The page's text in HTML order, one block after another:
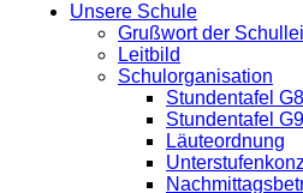
Unsere Schule
Grußwort der
Leitbild
Schulorganisation
Stundentafel G8
Stundentafel G9
Läuteordnung